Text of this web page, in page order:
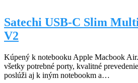
Satechi USB-C Slim
V2
Kúpený k notebooku Apple Macbook
všetky potrebné porty, kvalitné
poslúži aj k iným notebookm a…